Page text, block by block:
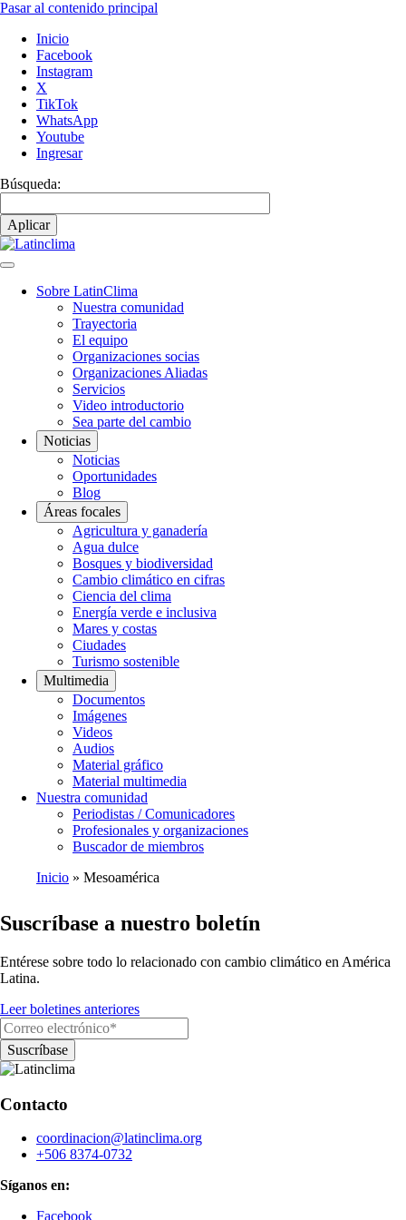
Pasar al contenido principal
Inicio
Facebook
Instagram
X
TikTok
WhatsApp
Youtube
Ingresar
Búsqueda:
Navegación
Sobre LatinClima
Nuestra comunidad
Trayectoria
El equipo
Organizaciones socias
Organizaciones Aliadas
Servicios
Video introductorio
Sea parte del cambio
Noticias
Noticias
Oportunidades
Blog
Áreas focales
Agricultura y ganadería
Agua dulce
Bosques y biodiversidad
Cambio climático en cifras
Ciencia del clima
Energía verde e inclusiva
Mares y costas
Ciudades
Turismo sostenible
Multimedia
Documentos
Imágenes
Videos
Audios
Material gráfico
Material multimedia
Nuestra comunidad
Periodistas / Comunicadores
Profesionales y organizaciones
Buscador de miembros
de
Inicio Mesoamérica
Suscríbase a nuestro boletín
Entérese sobre todo lo relacionado con cambio climático en América
Latina.
Leer boletines anteriores
Contacto
coordinacion@latinclima.org
+506 8374-0732
Síganos en:
Facebook